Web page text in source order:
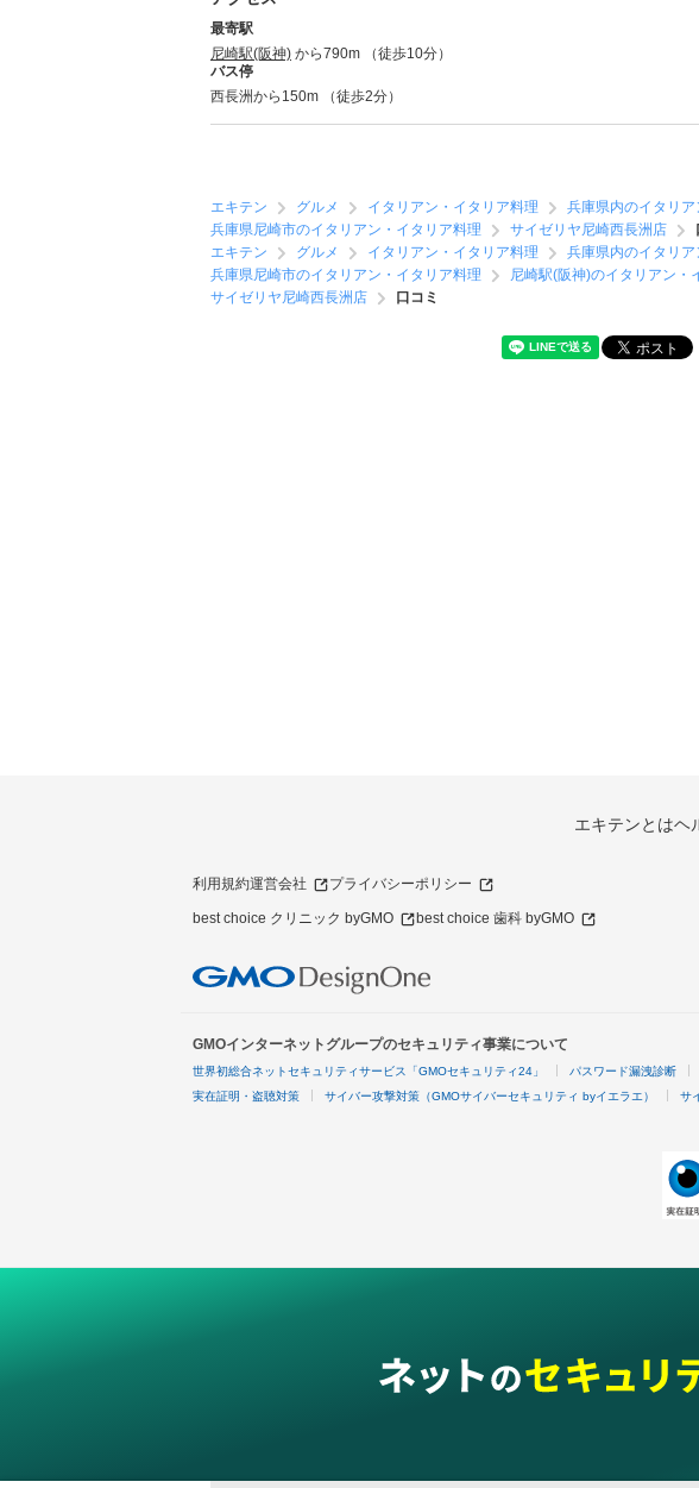
最寄駅
尼崎駅(阪神) から790m （徒歩10分）
バス停
西長洲から150m （徒歩2分）
エキテン グルメ イタリアン・イタリア料理
兵庫県内のイタリ
兵庫県尼崎市のイタリアン・イタリア料理
サイゼリヤ尼崎西長洲店
エキテン
グルメ イタリアン・イタリア料理
兵庫県内のイタリ
兵庫県尼崎市のイタリアン・イタリア料理
尼崎駅(阪神)のイタリアン・
サイゼリヤ尼崎西長洲店
口コミ
エキテンとはヘ
利用規約運営会社 プライバシーポリシー
best choice クリニック byGMO best choice 歯科 byGMO
GMOインターネットグループのセキュリティ事業について
世界初総合ネットセキュリティサービス「GMOセキュリティ24」 パスワード漏洩診断
実在証明・盗聴対策 サイバー攻撃対策（GMOサイバーセキュリティ byイエラエ） サ